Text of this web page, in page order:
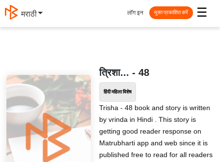
मराठी ☰
लॉग इन मुक्त प्रकाशित करें
त्रिशा... - 48
हिंदी महिला विशेष
Trisha - 48 book and story is written
by vrinda in Hindi . This story is
getting good reader response on
Matrubharti app and web since it is
published free to read for all readers